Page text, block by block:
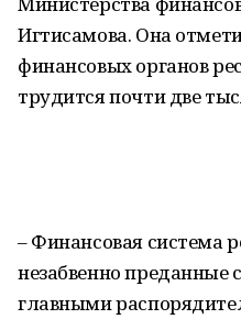
Игтисамова. Она
финансовых органов
трудится почти две
– Финансовая система
незабвенно преданные
главными